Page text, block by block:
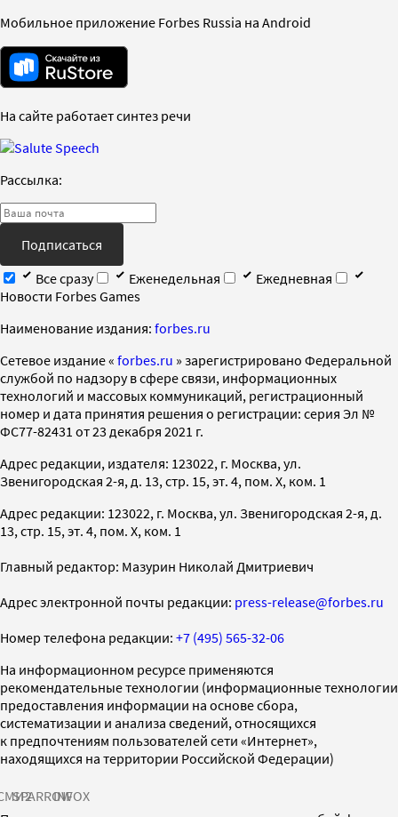
Мобильное приложение Forbes Russia на Android
На сайте работает синтез речи
Рассылка:
Подписаться
Все сразу
Еженедельная
Ежедневная
Новости Forbes Games
Наименование издания: forbes.ru
Cетевое издание « forbes.ru » зарегистрировано Федеральной
службой по надзору в сфере связи, информационных
технологий и массовых коммуникаций, регистрационный
номер и дата принятия решения о регистрации: серия Эл №
ФС77-82431 от 23 декабря 2021 г.
Адрес редакции, издателя: 123022, г. Москва, ул.
Звенигородская 2-я, д. 13, стр. 15, эт. 4, пом. X, ком. 1
Адрес редакции: 123022, г. Москва, ул. Звенигородская 2-я, д.
13, стр. 15, эт. 4, пом. X, ком. 1
Главный редактор: Мазурин Николай Дмитриевич
Адрес электронной почты редакции: press-release@forbes.ru
Номер телефона редакции: +7 (495) 565-32-06
На информационном ресурсе применяются
рекомендательные технологии (информационные технологии
предоставления информации на основе сбора,
систематизации и анализа сведений, относящихся
к предпочтениям пользователей сети «Интернет»,
находящихся на территории Российской Федерации)
SPARROWINFOX